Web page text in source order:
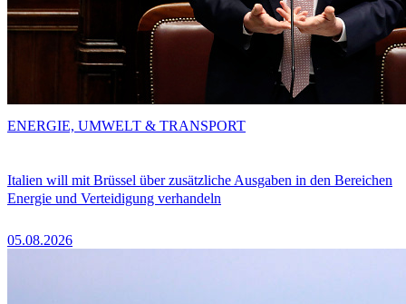
Italien will mit Brüssel über zusätzliche Ausgaben in den Bereichen
Energie und Verteidigung verhandeln
05.08.2026
ENERGIE, UMWELT & TRANSPORT